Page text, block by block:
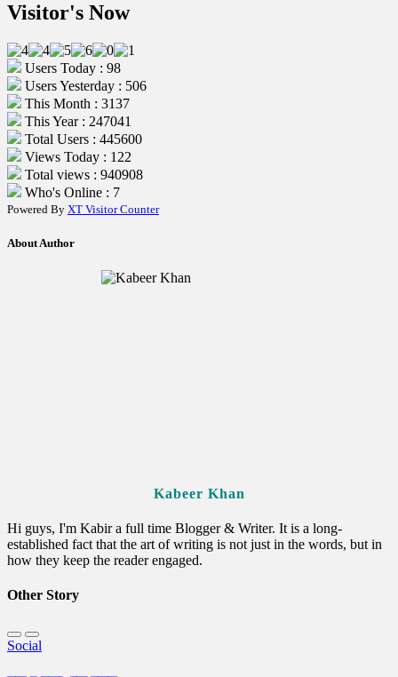
Visitor's Now
Users Today : 98
Users Yesterday : 506
This Month : 3137
This Year : 247041
Total Users : 445600
Views Today : 122
Total views : 940908
Who's Online : 7
Powered By XT Visitor Counter
About Author
Kabeer Khan
Hi guys, I'm Kabir a full time Blogger & Writer. It is a long-
established fact that the art of writing is not just in the words, but in
how they keep the reader engaged.
Other Story
Social